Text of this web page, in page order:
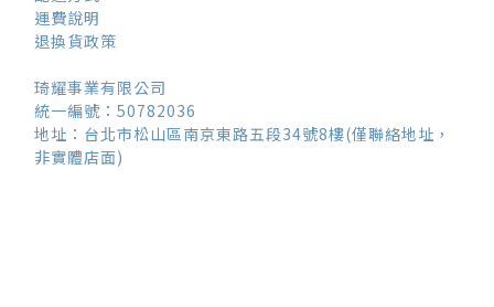
運費說明
退換貨政策
琦耀事業有限公司
統一編號：50782036
地址：台北市松山區南京東路五段34號8樓(僅聯絡地址，
非實體店面)